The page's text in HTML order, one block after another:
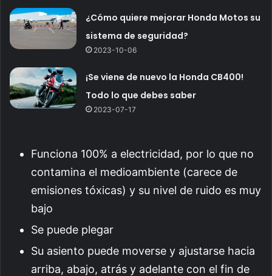
¿Cómo quiere mejorar Honda Motos su
sistema de seguridad?
2023-10-06
¡Se viene de nuevo la Honda CB400!
Todo lo que debes saber
2023-07-17
Funciona 100% a electricidad, por lo que no
contamina el medioambiente (carece de
emisiones tóxicas) y su nivel de ruido es muy
bajo
Se puede plegar
Su asiento puede moverse y ajustarse hacia
arriba, abajo, atrás y adelante con el fin de